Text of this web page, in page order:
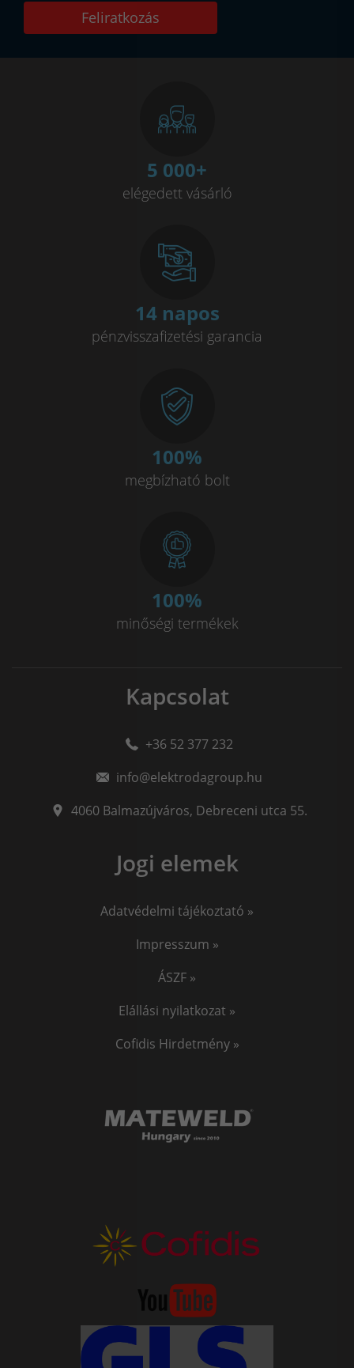
Feliratkozás
5 000+
elégedett vásárló
14 napos
pénzvisszafizetési garancia
100%
megbízható bolt
100%
minőségi termékek
Kapcsolat
+36 52 377 232
info@elektrodagroup.hu
4060 Balmazújváros, Debreceni utca 55.
Jogi elemek
Adatvédelmi tájékoztató »
Impresszum »
ÁSZF »
Elállási nyilatkozat »
Cofidis Hirdetmény »